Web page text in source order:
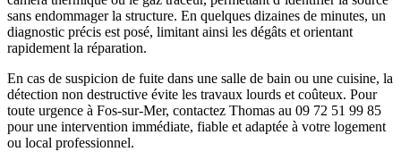
sans endommager la structure. En quelques dizaines de minutes, un
diagnostic précis est posé, limitant ainsi les dégâts et orientant
rapidement la réparation.
En cas de suspicion de fuite dans une salle de bain ou une cuisine, la
détection non destructive évite les travaux lourds et coûteux. Pour
toute urgence à Fos-sur-Mer, contactez Thomas au 09 72 51 99 85
pour une intervention immédiate, fiable et adaptée à votre logement
ou local professionnel.